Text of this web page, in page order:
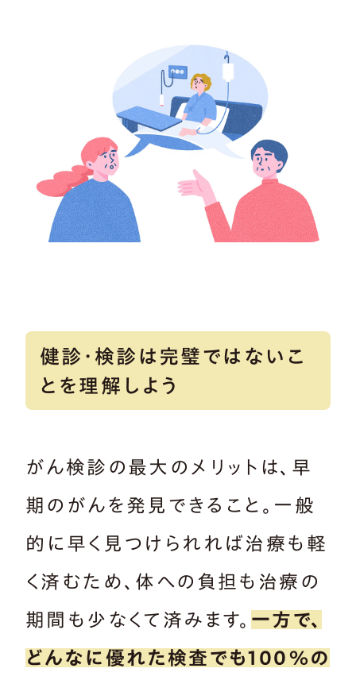
健診・検診は完璧ではないこ
とを理解しよう
がん検診の最大のメリットは、早
期のがんを発見できること。一般
的に早く見つけられれば治療も軽
く済むため、体への負担も治療の
期間も少なくて済みます。 一方で、
どんなに優れた検査でも100％の